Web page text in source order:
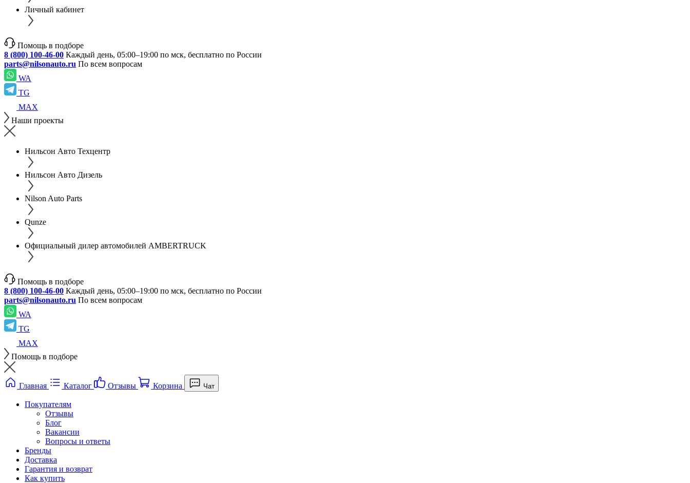
Личный кабинет
Помощь в подборе
8 (800) 100-46-00 Каждый день, 05:00–19:00 по мск, бесплатно по России
parts@nilsonauto.ru По всем вопросам
WA
TG
MAX
Наши проекты
Нильсон Авто Техцентр
Нильсон Авто Дизель
Nilson Auto Parts
Qunze
Официальный дилер автомобилей AMBERTRUCK
Помощь в подборе
8 (800) 100-46-00 Каждый день, 05:00–19:00 по мск, бесплатно по России
parts@nilsonauto.ru По всем вопросам
WA
TG
MAX
Помощь в подборе
Главная Каталог Отзывы Корзина Чат
Покупателям
Отзывы
Блог
Вакансии
Вопросы и ответы
Бренды
Доставка
Гарантия и возврат
Как купить